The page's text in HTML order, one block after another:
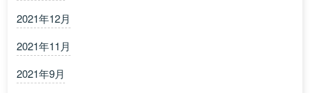
2021年12月
2021年11月
2021年9月